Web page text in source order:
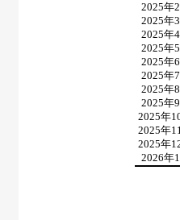
2025年2
2025年3
2025年4
2025年5
2025年6
2025年7
2025年8
2025年9
2025年
2025年
2025年
2026年1